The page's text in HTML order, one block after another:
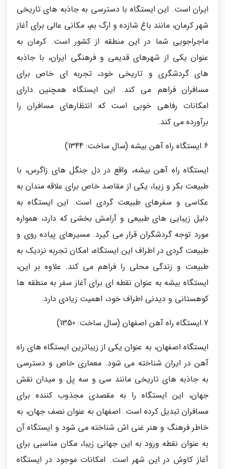
ایران است. این ایستگاه با دسترسی به جاذبه های تاریخی
شهر کرمان، مانند باغ شازده و ارگ بم، مکانی عالی برای آغاز
ماجراجویی شما در این منطقه از کشور است. کرمان به
عنوان یکی از شهرهای قدیمی و فرهنگی ایران، با جاذبه
های گردشگری و تاریخی خود، تجربه ای خاص برای
مسافران فراهم می کند. این ایستگاه همچنین دارای
امکانات رفاهی خوبی است که انتظارهای مسافران را
برآورده می کند.
6.ایستگاه راه آهن بیشه (سال ساخت: 1344)
ایستگاه راه آهن بیشه، واقع در دل جنگل های زاگرس، با
طبیعت بکر و زیبا، یکی از مقاصد خاص برای علاقه مندان به
عکاسی و سفرهای طبیعت گردی است. این ایستگاه به
دلیل زیبایی های طبیعی و آرامش بخشی که دارد، همواره
مورد توجه گردشگران قرار می گیرد. مسیرهای پیاده روی و
طبیعت گردی در اطراف این ایستگاه، امکان تجربه نزدیک به
طبیعت و زندگی محلی را فراهم می کند. علاوه بر این،
ایستگاه بیشه به عنوان نقطه ای برای آغاز سفر به منطقه ها
کوهستانی و دیدنی اطراف خود، اهمیت زیادی دارد.
7.ایستگاه راه آهن اصفهان (سال ساخت: 1350)
ایستگاه اصفهان، به عنوان یکی از زیباترین ایستگاه های راه
آهن در ایران شناخته می شود. معماری خاص و دسترسی
به جاذبه های تاریخی مانند سی و سه پل و میدان نقش
جهان، این ایستگاه را به مقصدی مجذوب کننده برای
مسافران تبدیل کرده است. اصفهان به عنوان نصف جهان، به
خاطر فرهنگ و هنر غنی اش شناخته می شود و ایستگاه آن
به عنوان نقطه ورود به این جهانی زیبا، مکان مناسبی برای
آغاز کاوش در این شهر است. امکانات موجود در ایستگاه